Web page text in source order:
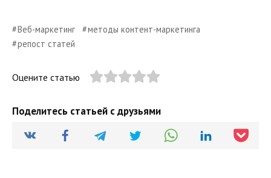
Веб-маркетинг
методы контент-маркетинга
репост статей
Оцените статью
Поделитесь статьей с друзьями